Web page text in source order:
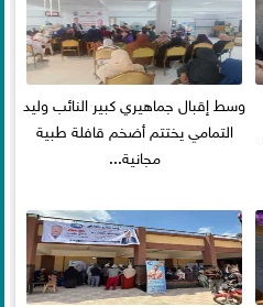
وسط إقبال جماهيري كبير النائب وليد
التمامي يختتم أضخم قافلة طبية
مجانية...